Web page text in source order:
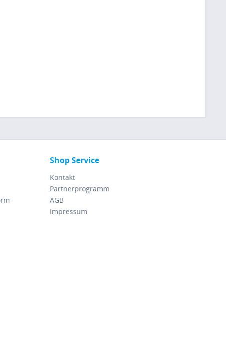
Shop Service
Kontakt
Partnerprogramm
AGB
Impressum